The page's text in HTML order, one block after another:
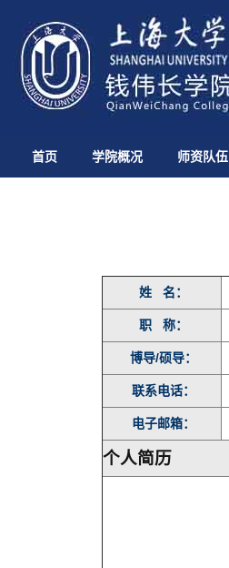
首页 学院概况 师资队伍
姓 名：
职 称：
博导/硕导：
联系电话：
电子邮箱：
个人简历